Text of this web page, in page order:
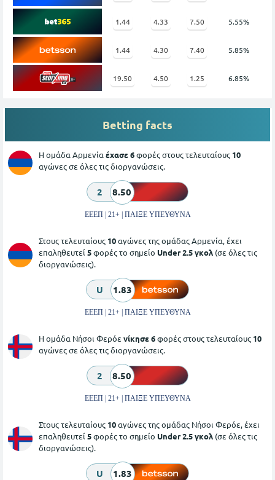
1.44 4.33 7.50 5.55%
1.44 4.30 7.40 5.85%
19.50 4.50 1.25 6.85%
Betting facts
Η ομάδα Αρμενία έχασε 6φορές στους τελευταίους 10
αγώνες σε όλες τις διοργανώσεις.
2 8.50
ΕΕΕΠ | 21+ | ΠΑΙΞΕ ΥΠΕΥΘΥΝΑ
Στους τελευταίους 10αγώνες της ομάδας Αρμενία, έχει
επαληθευτεί 5φορές το σημείο Under 2.5 γκολ (σε όλες τις
διοργανώσεις).
U 1.83
ΕΕΕΠ | 21+ | ΠΑΙΞΕ ΥΠΕΥΘΥΝΑ
Η ομάδα Νήσοι Φερόε νίκησε 6φορές στους τελευταίους 10
αγώνες σε όλες τις διοργανώσεις.
2 8.50
ΕΕΕΠ | 21+ | ΠΑΙΞΕ ΥΠΕΥΘΥΝΑ
Στους τελευταίους 10αγώνες της ομάδας Νήσοι Φερόε, έχει
επαληθευτεί 5φορές το σημείο Under 2.5 γκολ (σε όλες τις
διοργανώσεις).
U 1.83